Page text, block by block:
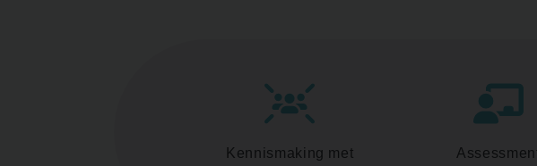
Kennismaking met